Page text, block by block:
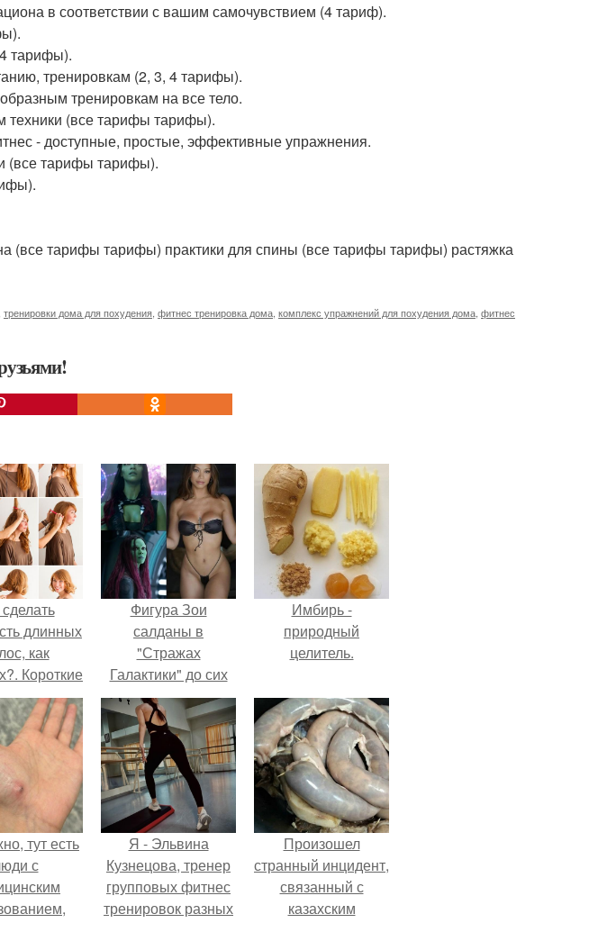
в соответствии с вашим самочувствием (4 тариф).
тарифы).
тренировкам (2, 3, 4 тарифы).
тренировкам на все тело.
техники (все тарифы тарифы).
- доступные, простые, эффективные упражнения.
(все тарифы тарифы).
(все тарифы тарифы) практики для спины (все тарифы тарифы) растяжка
тренировки дома для похудения фитнес тренировка дома комплекс упражнений для похудения дома фитнес
длинных
как
Короткие
без
узнай, как!
Фигура Зои
салданы в
"Стражах
Галактики" до сих
пор вызывает
восхищение.
Имбирь -
природный
целитель.
тут есть
с
Я - Эльвина
Кузнецова, тренер
групповых фитнес
тренировок разных
Произошел
странный инцидент,
связанный с
казахским